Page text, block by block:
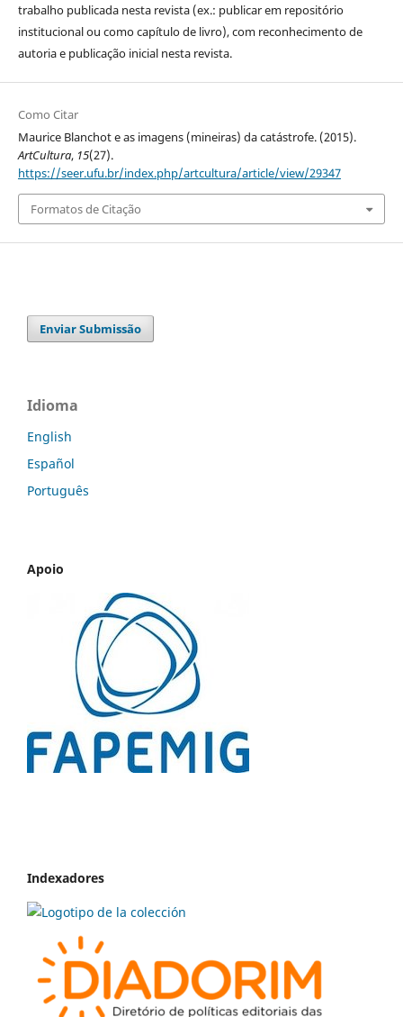
trabalho publicada nesta revista (ex.: publicar em repositório
institucional ou como capítulo de livro), com reconhecimento de
autoria e publicação inicial nesta revista.
Como Citar
Maurice Blanchot e as imagens (mineiras) da catástrofe. (2015).
ArtCultura, 15(27).
https://seer.ufu.br/index.php/artcultura/article/view/29347
Formatos de Citação
Enviar Submissão
Idioma
English
Español
Português
Apoio
Indexadores